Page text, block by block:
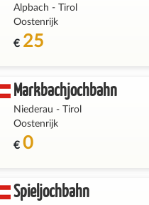
Alpbach -
Tirol
Oostenrijk
€ 25
Markbachjochbahn
Niederau -Tirol
Oostenrijk
€0
Spieljochbahn